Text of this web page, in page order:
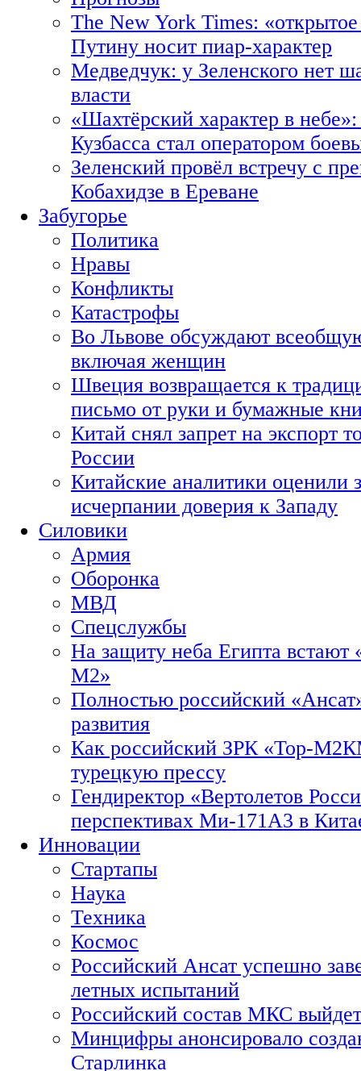
The New York Times:
Путину носит пиар-характер
Медведчук: у Зеленского нет
власти
«Шахтёрский характер в
Кузбасса стал оператором
Зеленский провёл встречу с
Кобахидзе в Ереване
Забугорье
Политика
Нравы
Конфликты
Катастрофы
Во Львове обсуждают
включая женщин
Швеция возвращается к
письмо от руки и бумажные
Китай снял запрет на экспорт
России
Китайские аналитики оценили
исчерпании доверия к Западу
Силовики
Армия
Оборонка
МВД
Спецслужбы
На защиту неба Египта встают
М2»
Полностью российский
развития
Как российский ЗРК «Тор-
турецкую прессу
Гендиректор «Вертолетов
перспективах Ми-171А3 в
Инновации
Стартапы
Наука
Техника
Космос
Российский Ансат успешно
летных испытаний
Российский состав МКС
Минцифры анонсировало
Старлинка